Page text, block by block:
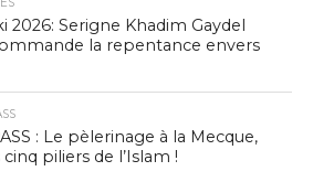
2026: Serigne Khadim Gaydel
la repentance envers
: Le pèlerinage à la Mecque,
piliers de l’Islam !